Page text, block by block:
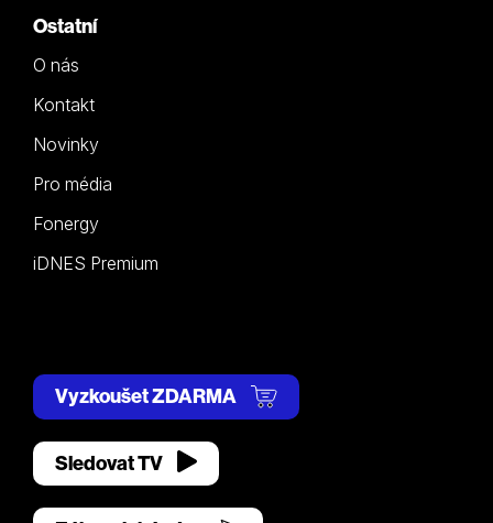
Ostatní
O nás
Kontakt
Novinky
Pro média
Fonergy
iDNES Premium
Vyzkoušet ZDARMA
Sledovat TV